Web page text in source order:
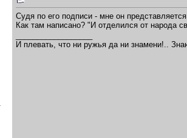
Судя по его подписи - мне он
Как там написано? "И отделился от народа
И плевать, что ни ружья да ни знамени!..